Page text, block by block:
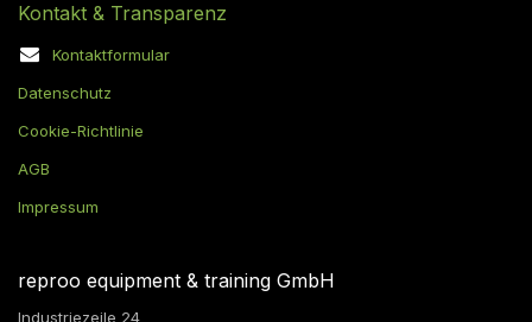
Kontakt & Transparenz
Kontaktformular
Datenschutz
Cookie-Richtlinie
AGB
Impressum
reproo equipment & training GmbH
Industriezeile 24